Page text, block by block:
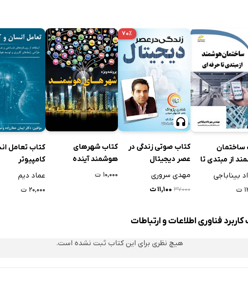
ساختمان
از مبتدی تا
بیناباجی
۷۰٪
کتاب صوتی زندگی در
عصر دیجیتال
مهدی سروری
۳۷۰۰۰ ۱۱,۱۰۰ ت
کتاب شهرهای
هوشمند آینده
۱۰,۰۰۰ ت
کتاب تعامل
کامپیوتر
عماد دیم
۲۰,۰۰۰ ت
فناوری اطلاعات و ارتباطات
هیچ نظری برای این کتاب ثبت نشده است.